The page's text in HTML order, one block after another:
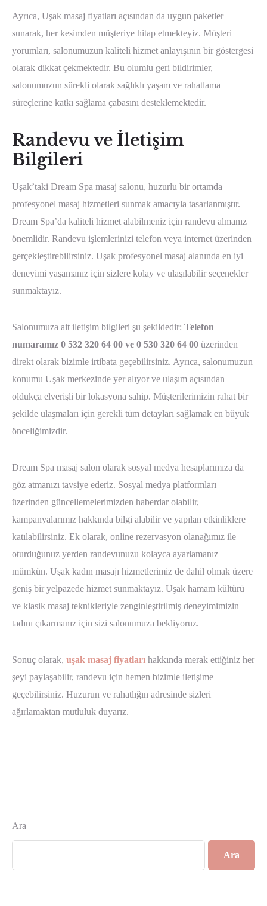
Ayrıca, Uşak masaj fiyatları açısından da uygun paketler
sunarak, her kesimden müşteriye hitap etmekteyiz. Müşteri
yorumları, salonumuzun kaliteli hizmet anlayışının bir göstergesi
olarak dikkat çekmektedir. Bu olumlu geri bildirimler,
salonumuzun sürekli olarak sağlıklı yaşam ve rahatlama
süreçlerine katkı sağlama çabasını desteklemektedir.
Randevu ve İletişim
Bilgileri
Uşak’taki Dream Spa masaj salonu, huzurlu bir ortamda
profesyonel masaj hizmetleri sunmak amacıyla tasarlanmıştır.
Dream Spa’da kaliteli hizmet alabilmeniz için randevu almanız
önemlidir. Randevu işlemlerinizi telefon veya internet üzerinden
gerçekleştirebilirsiniz. Uşak profesyonel masaj alanında en iyi
deneyimi yaşamanız için sizlere kolay ve ulaşılabilir seçenekler
sunmaktayız.
Salonumuza ait iletişim bilgileri şu şekildedir: Telefon
numaramız 0 532 320 64 00 ve 0 530 320 64 00 üzerinden
direkt olarak bizimle irtibata geçebilirsiniz. Ayrıca, salonumuzun
konumu Uşak merkezinde yer alıyor ve ulaşım açısından
oldukça elverişli bir lokasyona sahip. Müşterilerimizin rahat bir
şekilde ulaşmaları için gerekli tüm detayları sağlamak en büyük
önceliğimizdir.
Dream Spa masaj salon olarak sosyal medya hesaplarımıza da
göz atmanızı tavsiye ederiz. Sosyal medya platformları
üzerinden güncellemelerimizden haberdar olabilir,
kampanyalarımız hakkında bilgi alabilir ve yapılan etkinliklere
katılabilirsiniz. Ek olarak, online rezervasyon olanağımız ile
oturduğunuz yerden randevunuzu kolayca ayarlamanız
mümkün. Uşak kadın masajı hizmetlerimiz de dahil olmak üzere
geniş bir yelpazede hizmet sunmaktayız. Uşak hamam kültürü
ve klasik masaj teknikleriyle zenginleştirilmiş deneyimimizin
tadını çıkarmanız için sizi salonumuza bekliyoruz.
Sonuç olarak, uşak masaj fiyatları hakkında merak ettiğiniz her
şeyi paylaşabilir, randevu için hemen bizimle iletişime
geçebilirsiniz. Huzurun ve rahatlığın adresinde sizleri
ağırlamaktan mutluluk duyarız.
Ara
Ara